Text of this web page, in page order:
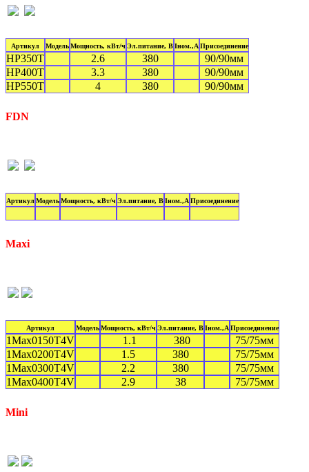
Артикул МодельМощность, кВт/чЭл.питание, ВIном.,АПрисоединение
HP350T 2.6 380
90/90мм
HP400T
3.3 380
90/90мм
HP550T
4 380 90/90мм
FDN
АртикулМодельМощность, кВт/чЭл.питание, ВIном.,АПрисоединение
Maxi
Артикул МодельМощность, кВт/чЭл.питание, ВIном.,АПрисоединение
1Max0150T4V 1.1 380
75/75мм
1Max0200T4V
1.5 380
75/75мм
1Max0300T4V
2.2 380
75/75мм
1Max0400T4V
2.9 38 75/75мм
Mini